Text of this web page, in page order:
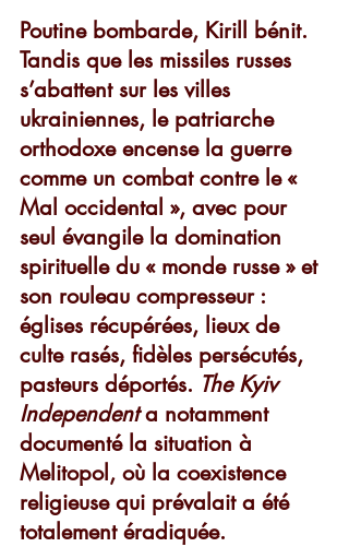
Poutine bombarde, Kirill bénit.
Tandis que les missiles russes
s’abattent sur les villes
ukrainiennes, le patriarche
orthodoxe encense la guerre
comme un combat contre le «
Mal occidental », avec pour
seul évangile la domination
spirituelle du « monde russe » et
son rouleau compresseur :
églises récupérées, lieux de
culte rasés, fidèles persécutés,
pasteurs déportés. The Kyiv
Independent a notamment
documenté la situation à
Melitopol, où la coexistence
religieuse qui prévalait a été
totalement éradiquée.